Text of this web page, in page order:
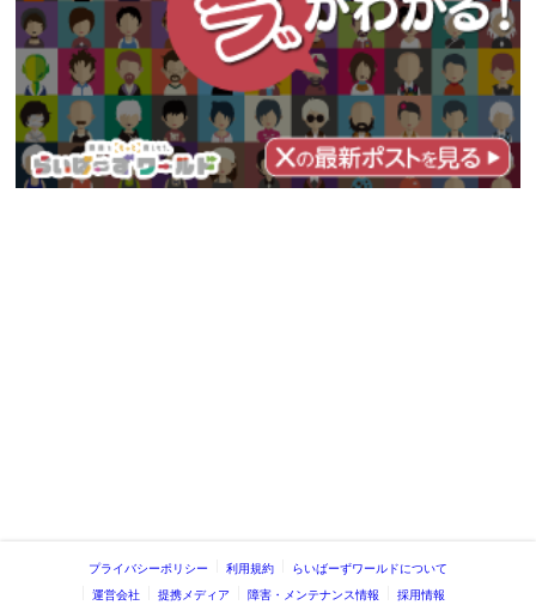
プライバシーポリシー 利用規約 らいばーずワールドについて
運営会社 提携メディア 障害・メンテナンス情報 採用情報